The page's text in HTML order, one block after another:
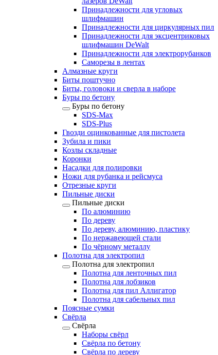
Принадлежности для угловых
шлифмашин
Принадлежности для циркулярных пил
Принадлежности для эксцентриковых
шлифмашин DeWalt
Принадлежности для электрорубанков
Саморезы в лентах
Алмазные круги
Биты поштучно
Биты, головоки и сверла в наборе
Буры по бетону
Буры по бетону
SDS-Max
SDS-Plus
Гвозди оцинкованные для пистолета
Зубила и пики
Козлы складные
Коронки
Насадки для полировки
Ножи для рубанка и рейсмуса
Отрезные круги
Пильные диски
Пильные диски
По алюминию
По дереву
По дереву, алюминию, пластику
По нержавеющей стали
По чёрному металлу
Полотна для электропил
Полотна для электропил
Полотна для ленточных пил
Полотна для лобзиков
Полотна для пил Аллигатор
Полотна для сабельных пил
Поясные сумки
Свёрла
Свёрла
Наборы свёрл
Свёрла по бетону
Свёрла по дереву